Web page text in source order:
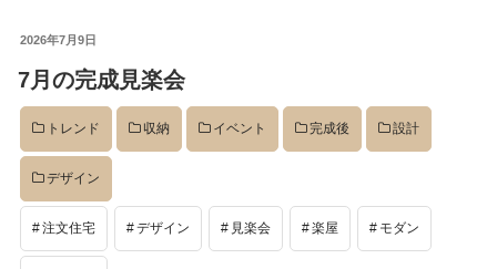
投
日:
2026年7月9日
7月の完成見楽会
トレンド 収納 イベント 完成後 設計
デザイン
注文住宅 デザイン 見楽会 楽屋 モダン